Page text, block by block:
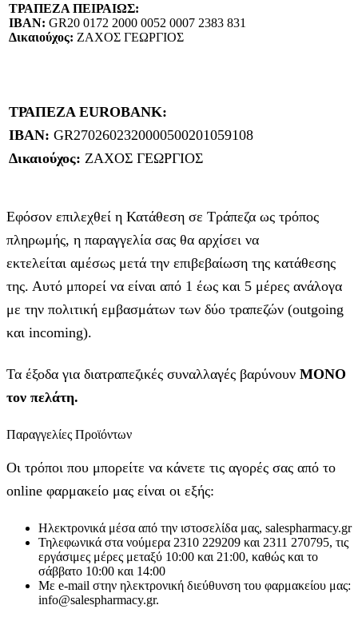
ΤΡΑΠΕΖΑ ΠΕΙΡΑΙΩΣ:
IBAN: GR20 0172 2000 0052 0007 2383 831
Δικαιούχος: ΖΑΧΟΣ ΓΕΩΡΓΙΟΣ
ΤΡΑΠΕΖΑ EUROBANK:
IBAN: GR2702602320000500201059108
Δικαιούχος: ΖΑΧΟΣ ΓΕΩΡΓΙΟΣ
Εφόσον επιλεχθεί η Κατάθεση σε Τράπεζα ως τρόπος
πληρωμής, η παραγγελία σας θα αρχίσει να
εκτελείται αμέσως μετά την επιβεβαίωση της κατάθεσης
της. Αυτό μπορεί να είναι από 1 έως και 5 μέρες ανάλογα
με την πολιτική εμβασμάτων των δύο τραπεζών (outgoing
και incoming).
Τα έξοδα για διατραπεζικές συναλλαγές βαρύνουν MONO
τον πελάτη.
Παραγγελίες Προϊόντων
Οι τρόποι που μπορείτε να κάνετε τις αγορές σας από το
online φαρμακείο μας είναι οι εξής:
Ηλεκτρονικά μέσα από την ιστοσελίδα μας, salespharmacy.gr
Τηλεφωνικά στα νούμερα 2310 229209 και 2311 270795, τις
εργάσιμες μέρες μεταξύ 10:00 και 21:00, καθώς και το
σάββατο 10:00 και 14:00
Με e-mail στην ηλεκτρονική διεύθυνση του φαρμακείου μας:
info@salespharmacy.gr.